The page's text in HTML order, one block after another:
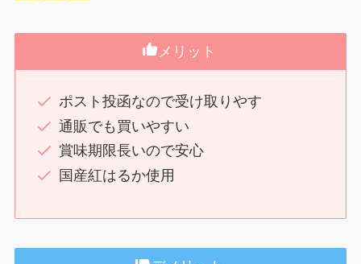
メリット
ポスト投函なので受け取りやす
通販でも買いやすい
賞味期限長いので安心
国産紅はるか使用